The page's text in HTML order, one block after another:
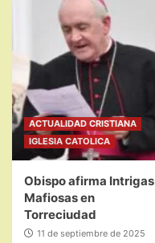
ACTUALIDAD CRISTIANA
IGLESIA CATOLICA
Obispo afirma Intrigas
Mafiosas en
Torreciudad
11 de septiembre de 2025